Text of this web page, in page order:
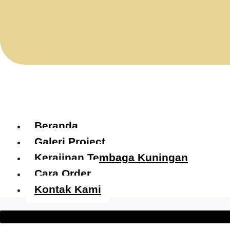
Beranda
Galeri Project
Kerajinan Tembaga Kuningan
Cara Order
Kontak Kami